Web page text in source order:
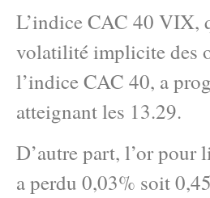
L’indice CAC 40 VIX,
volatilité implicite des
l’indice CAC 40, a
atteignant les 13.29.
D’autre part, l’or pour
a perdu 0,03% soit